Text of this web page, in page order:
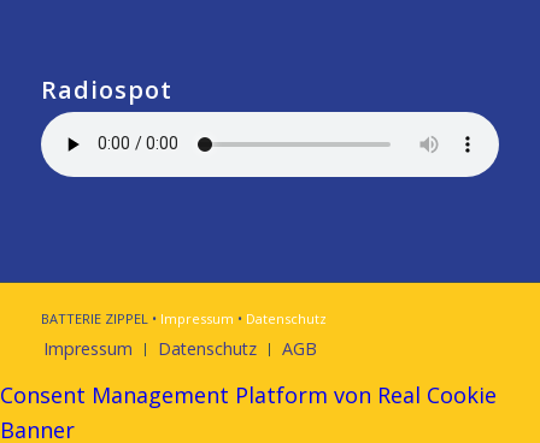
Radiospot
BATTERIE ZIPPEL • Impressum • Datenschutz
Impressum Datenschutz AGB
Consent Management Platform von Real Cookie
Banner